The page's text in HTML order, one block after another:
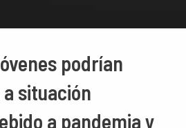
podrían
situación
a pandemia y